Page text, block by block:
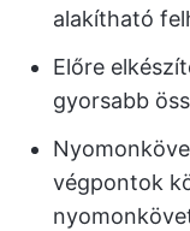
alakítható
Előre
gyorsabb
végpontok